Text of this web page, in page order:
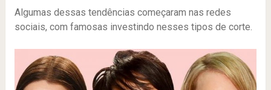
Algumas dessas tendências começaram nas redes
sociais, com famosas investindo nesses tipos de corte.